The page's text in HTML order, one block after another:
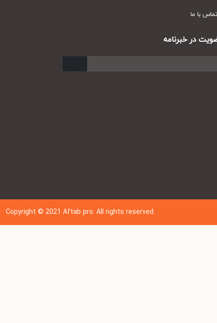
با ما
در خبرنامه
Copyright © 202 1Aftab pro. All rights reserved.